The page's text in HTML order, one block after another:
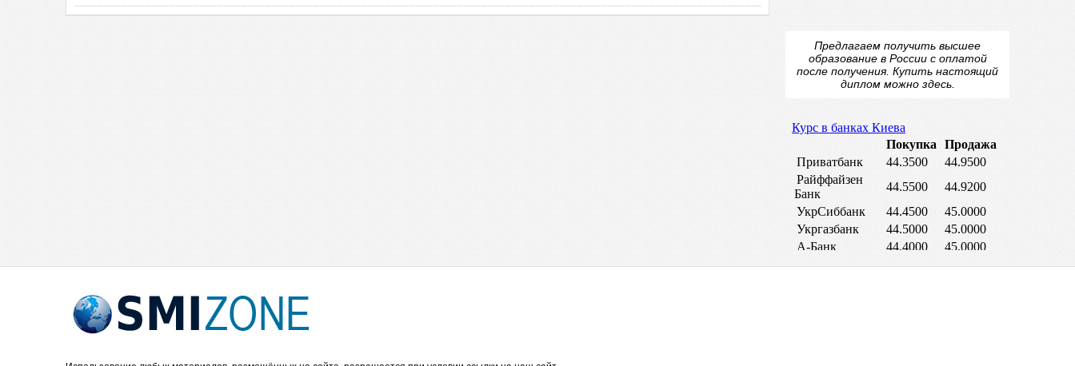
Предлагаем получить высшее
образование в России с оплатой
после получения. Купить настоящий
дипломможно здесь.